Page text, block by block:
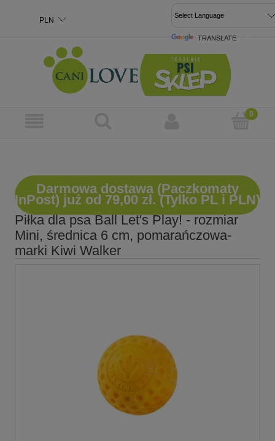
TRANSLATE
Darmowa dostawa (Paczkomaty
InPost) już od 79,00 zł. (Tylko PL i PLN)
Piłka dla psa Ball Let's Play! - rozmiar
Mini, średnica 6 cm, pomarańczowa-
marki Kiwi Walker